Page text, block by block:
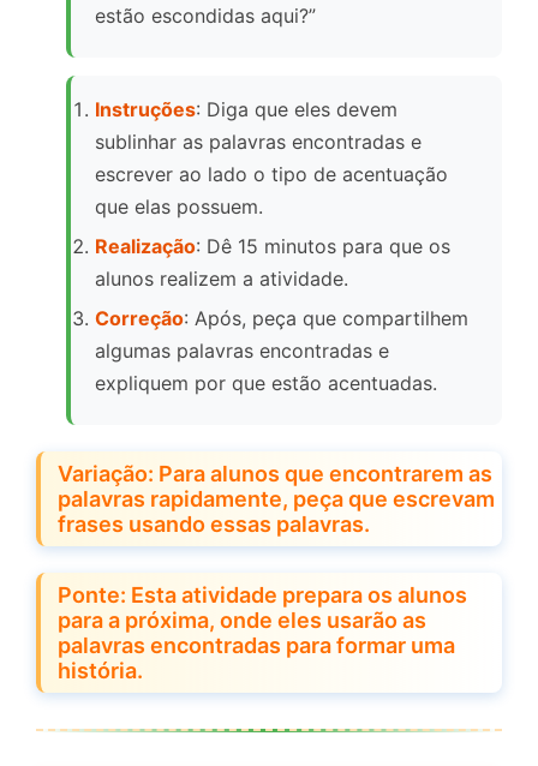
estão escondidas aqui?”
Instruções: Diga que eles devem
sublinhar as palavras encontradas e
escrever ao lado o tipo de acentuação
que elas possuem.
Realização: Dê 15 minutos para que os
alunos realizem a atividade.
Correção: Após, peça que compartilhem
algumas palavras encontradas e
expliquem por que estão acentuadas.
Variação: Para alunos que encontrarem as
palavras rapidamente, peça que escrevam
frases usando essas palavras.
Ponte: Esta atividade prepara os alunos
para a próxima, onde eles usarão as
palavras encontradas para formar uma
história.